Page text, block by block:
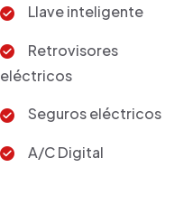
Llave inteligente
Retrovisores
eléctricos
Seguros eléctricos
A/C Digital